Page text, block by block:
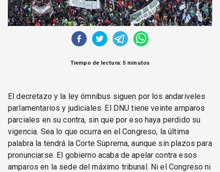
Tiempo de lectura: 5 minutos
El decretazo y la ley ómnibus siguen por los andariveles
parlamentarios y judiciales. El DNU tiene veinte amparos
parciales en su contra, sin que por eso haya perdido su
vigencia. Sea lo que ocurra en el Congreso, la última
palabra la tendrá la Corte Suprema, aunque sin plazos para
pronunciarse. El gobierno acaba de apelar contra esos
amparos en la sede del máximo tribunal. Ni el Congreso ni